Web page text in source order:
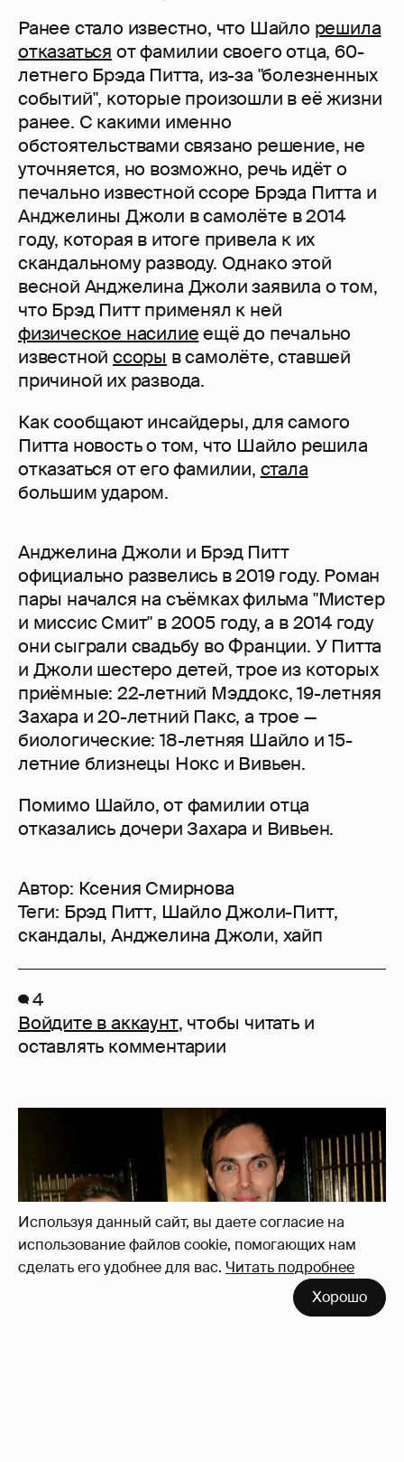
Используя данный сайт, вы даете согласие на
использование файлов cookie, помогающих нам
сделать его удобнее для вас. Читать подробнее
Хорошо
Ранее стало известно, что Шайло решила
отказаться от фамилии своего отца, 60-
летнего Брэда Питта, из-за "болезненных
событий", которые произошли в её жизни
ранее. С какими именно
обстоятельствами связано решение, не
уточняется, но возможно, речь идёт о
печально известной ссоре Брэда Питта и
Анджелины Джоли в самолёте в 2014
году, которая в итоге привела к их
скандальному разводу. Однако этой
весной Анджелина Джоли заявила о том,
что Брэд Питт применял к ней
физическое насилиеещё до печально
известнойссоры в самолёте, ставшей
причиной их развода.
Как сообщают инсайдеры, для самого
Питта новость о том, что Шайло решила
отказаться от его фамилии, стала
большим ударом.
Анджелина Джоли и Брэд Питт
официально развелись в 2019 году. Роман
пары начался на съёмках фильма "Мистер
и миссис Смит" в 2005 году, а в 2014 году
они сыграли свадьбу во Франции. У Питта
и Джоли шестеро детей, трое из которых
приёмные: 22-летний Мэддокс, 19-летняя
Захара и 20-летний Пакс, а трое —
биологические: 18-летняя Шайло и 15-
летние близнецы Нокс и Вивьен.
Помимо Шайло, от фамилии отца
отказались дочери Захара и Вивьен.
Автор: Ксения Смирнова
Теги: Брэд Питт, Шайло Джоли-Питт,
скандалы,Анджелина Джоли, хайп
4
Войдите в аккаунт, чтобы читать и
оставлять комментарии